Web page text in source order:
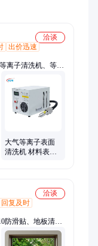
洽谈
出价迅速
离子清洗机、等离
机、等离子体去胶
大气等离子表面
清洗机 材料表面
洽谈
回复及时
防滑贴、地板清洁
防滑贴、3M硬光
布、3M起蜡水